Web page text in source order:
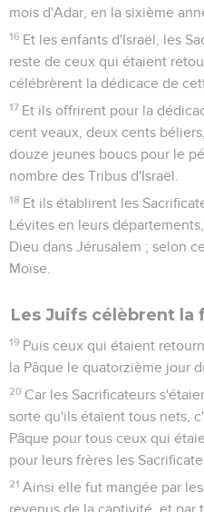
mois d'Adar, en la sixième
16 Et les enfants d'Israël, les
reste de ceux qui étaient
célébrèrent la dédicace de
17 Et ils offrirent pour la
cent veaux, deux cents
douze jeunes boucs pour le
nombre des Tribus d'Israël.
18 Et ils établirent les
Lévites en leurs
Dieu dans Jérusalem ; selon
Moïse.
Les Juifs célèbrent la
19 Puis ceux qui étaient
la Pâque le quatorzième jour
20 Car les Sacrificateurs
sorte qu'ils étaient tous nets,
Pâque pour tous ceux qui
pour leurs frères les
21 Ainsi elle fut mangée par
revenus de la captivité, et par